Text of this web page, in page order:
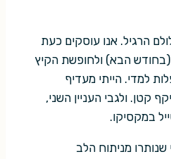
הרגיל. אנו עוסקים כעת
(בחודש הבא) ולחופשת הקיץ
למדי. הייתי מעדיף
קטן. ולגבי העניין השני,
במקסיקו.
מניתוח הלב